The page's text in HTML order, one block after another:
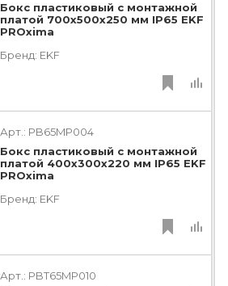
Бокс пластиковый с монтажной
платой 700х500х250 мм IP65 EKF
PROxima
Бренд: EKF
Арт.: PB65MP004
Бокс пластиковый с монтажной
платой 400х300х220 мм IP65 EKF
PROxima
Бренд: EKF
Арт.: PBT65MP010